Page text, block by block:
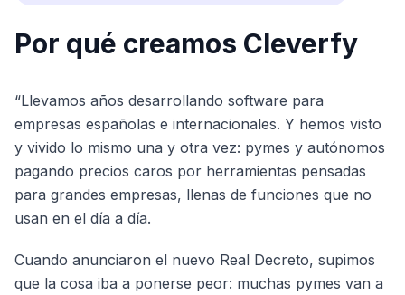
Por qué creamos Cleverfy
“Llevamos años desarrollando software para
empresas españolas e internacionales. Y hemos visto
y vivido lo mismo una y otra vez: pymes y autónomos
pagando precios caros por herramientas pensadas
para grandes empresas, llenas de funciones que no
usan en el día a día.
Cuando anunciaron el nuevo Real Decreto, supimos
que la cosa iba a ponerse peor: muchas pymes van a